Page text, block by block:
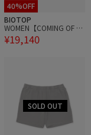
40%OFF
BIOTOP
WOMEN【COMING OF A
GE】MINI BACKPACK
¥19,140